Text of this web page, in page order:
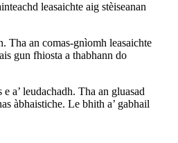
leasaichte aig stèiseanan
Tha an comas-gnìomh leasaichte
gun fhiosta a thabhann do
a’ leudachadh. Tha an gluasad
àbhaistiche. Le bhith a’ gabhail